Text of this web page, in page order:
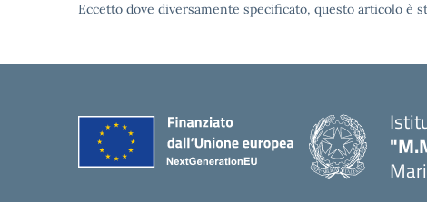
Eccetto dove diversamente specificato, questo articolo è